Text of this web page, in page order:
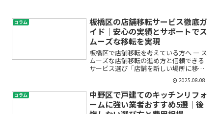
コラム
板橋区の店舗移転サービス徹底ガ
イド｜安心の実績とサポートでス
ムーズな移転を実現
板橋区で店舗移転を考えている方へ ― ス
ムーズな店舗移転の進め方と信頼できる
サービス選び「店舗を新しい場所に移転
したいけど、何から始めればいいのかわ
からない」「費用や作業の流れが心配で
動き出せない」――そんなお悩みをお持ちで
はありませんか？...
2025.08.08
コラム
中野区で戸建てのキッチンリフォ
ームに強い業者おすすめ5選｜後